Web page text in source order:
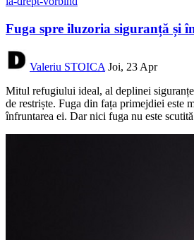
Fuga spre iluzoria siguranță și
Valeriu STOICA Joi, 23 Apr
Mitul refugiului ideal, al deplinei
de restriște. Fuga din fața primejdiei este
înfruntarea ei. Dar nici fuga nu este